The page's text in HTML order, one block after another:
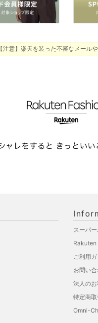
【注意】楽天を装った不審なメール
スーパ
Rakuten
ご利用
お問い
法人のお
特定商
Omni-